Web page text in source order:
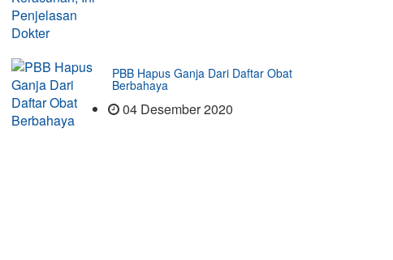
PBB Hapus Ganja Dari Daftar Obat
Berbahaya
04 Desember 2020